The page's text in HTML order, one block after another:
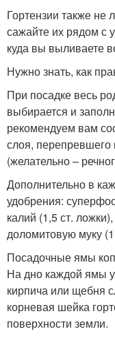
Гортензии также не
сажайте их рядом с
куда вы выливаете
Нужно знать, как
При посадке весь
выбирается и
рекомендуем вам
слоя, перепревшего
(желательно –
Дополнительно в
удобрения:
калий (1,5 ст.
доломитовую муку
Посадочные ямы
На дно каждой ямы
кирпича или щебня
корневая шейка
поверхности земли.